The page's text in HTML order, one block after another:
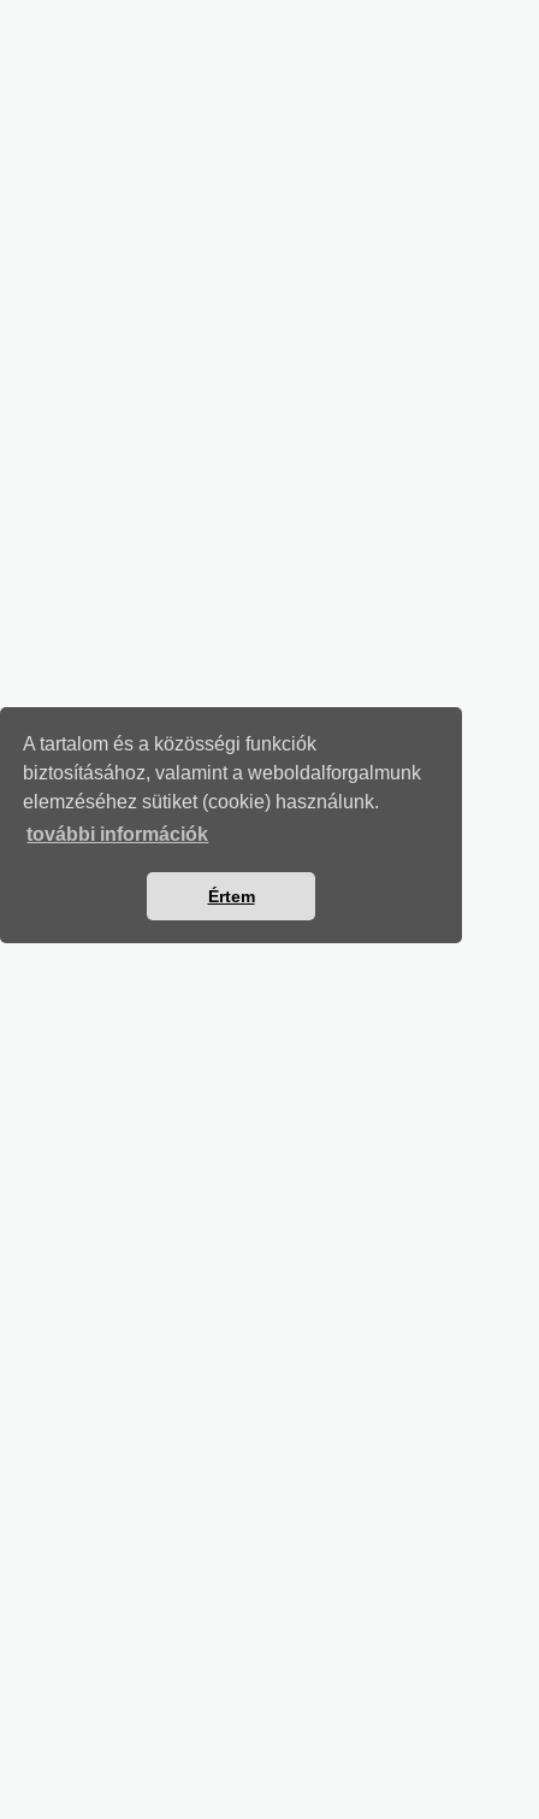
A tartalom és a közösségi funkciók
biztosításához, valamint a weboldalforgalmunk
elemzéséhez sütiket (cookie) használunk.
további információk
Értem